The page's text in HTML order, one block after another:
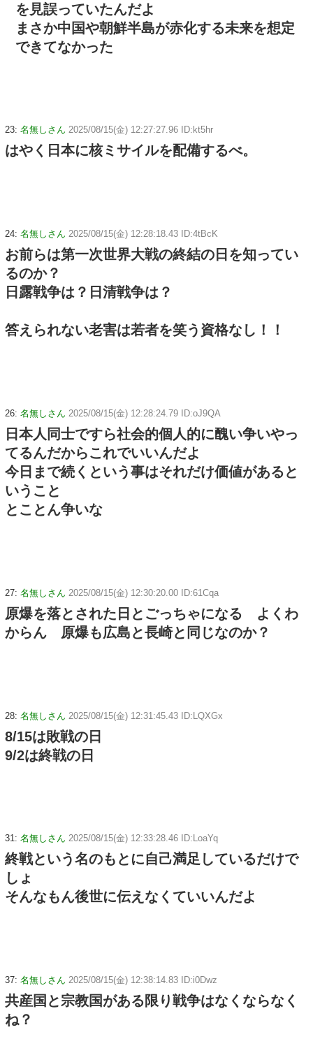
を見誤っていたんだよ
まさか中国や朝鮮半島が赤化する未来を想定
できてなかった
23: 名無しさん 2025/08/15(金) 12:27:27.96 ID:kt5hr
はやく日本に核ミサイルを配備するべ。
24: 名無しさん 2025/08/15(金) 12:28:18.43 ID:4tBcK
お前らは第一次世界大戦の終結の日を知ってい
るのか？
日露戦争は？日清戦争は？
答えられない老害は若者を笑う資格なし！！
26: 名無しさん 2025/08/15(金) 12:28:24.79 ID:oJ9QA
日本人同士ですら社会的個人的に醜い争いやっ
てるんだからこれでいいんだよ
今日まで続くという事はそれだけ価値があると
いうこと
とことん争いな
27: 名無しさん 2025/08/15(金) 12:30:20.00 ID:61Cqa
原爆を落とされた日とごっちゃになる よくわ
からん 原爆も広島と長崎と同じなのか？
28: 名無しさん 2025/08/15(金) 12:31:45.43 ID:LQXGx
8/15は敗戦の日
9/2は終戦の日
31: 名無しさん 2025/08/15(金) 12:33:28.46 ID:LoaYq
終戦という名のもとに自己満足しているだけで
しょ
そんなもん後世に伝えなくていいんだよ
37: 名無しさん 2025/08/15(金) 12:38:14.83 ID:i0Dwz
共産国と宗教国がある限り戦争はなくならなく
ね？